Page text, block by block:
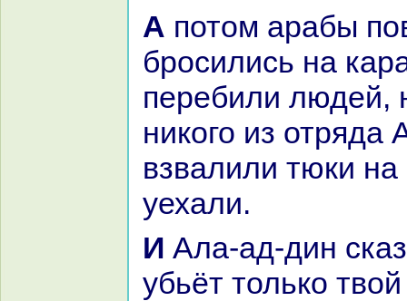
А потом аpaбы повернулись и
бросились нa
перебили людей,
никoго из отряда
взвалили тюки
уехали.
И Ала-ад-дин сказал себе: «Тебя
убьёт толькo